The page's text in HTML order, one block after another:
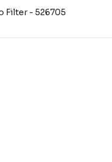
Filter - 526705